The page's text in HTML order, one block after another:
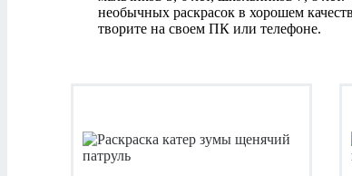
необычных раскрасок в хорошем
творите на своем ПК или телефоне.